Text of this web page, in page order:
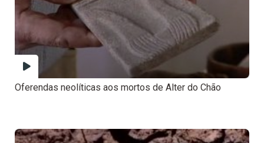
Oferendas neolíticas aos mortos de Alter do Chão